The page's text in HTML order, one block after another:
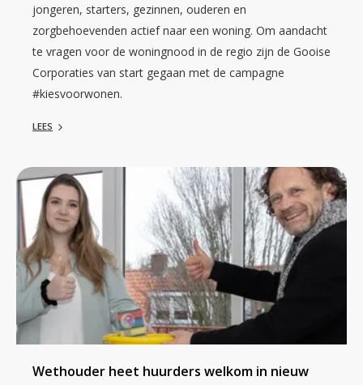
jongeren, starters, gezinnen, ouderen en
zorgbehoevenden actief naar een woning. Om aandacht
te vragen voor de woningnood in de regio zijn de Gooise
Corporaties van start gegaan met de campagne
#kiesvoorwonen.
LEES
Wethouder heet huurders welkom in nieuw